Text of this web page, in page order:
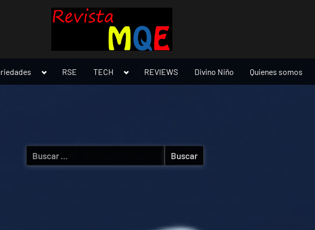
Toggle
menu
RSE TECH
Toggle
menu
REVIEWS Divino Niño Quienes somos
Buscar: